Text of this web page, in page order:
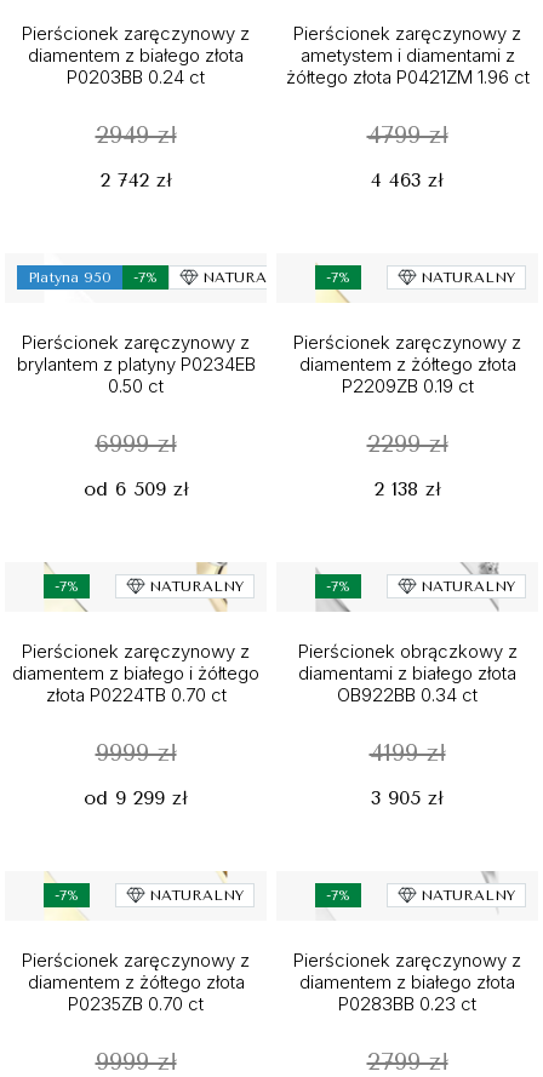
Pierścionek zaręczynowy z
diamentem z białego złota
P0203BB 0.24 ct
2949 zł
2 742 zł
Pierścionek zaręczynowy z
ametystem i diamentami z
żółtego złota P0421ZM 1.96 ct
4799 zł
4 463 zł
Platyna 950 -7% NATURALNY
Pierścionek zaręczynowy z
brylantem z platyny P0234EB
0.50 ct
6999 zł
od 6 509 zł
-7% NATURALNY
Pierścionek zaręczynowy z
diamentem z żółtego złota
P2209ZB 0.19 ct
2299 zł
2 138 zł
-7% NATURALNY
Pierścionek zaręczynowy z
diamentem z białego i żółtego
złota P0224TB 0.70 ct
9999 zł
od 9 299 zł
-7% NATURALNY
Pierścionek obrączkowy z
diamentami z białego złota
OB922BB 0.34 ct
4199 zł
3 905 zł
-7% NATURALNY
Pierścionek zaręczynowy z
diamentem z żółtego złota
P0235ZB 0.70 ct
9999 zł
-7% NATURALNY
Pierścionek zaręczynowy z
diamentem z białego złota
P0283BB 0.23 ct
2799 zł